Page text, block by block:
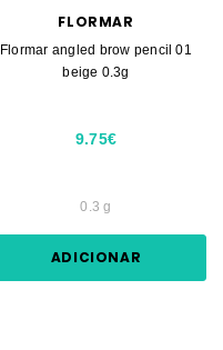
FLORMAR
Flormar angled brow pencil 01
beige 0.3g
9.75€
0.3 g
ADICIONAR